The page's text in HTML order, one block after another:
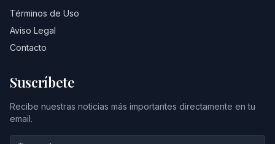
Términos de Uso
Aviso Legal
Contacto
Suscríbete
Recibe nuestras noticias más importantes directamente en tu
email.